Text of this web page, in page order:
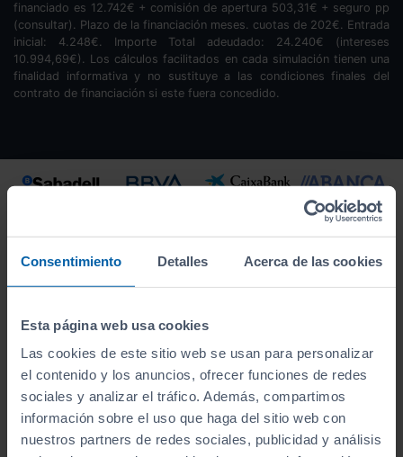
Consentimiento Detalles Acerca de las cookies
Esta página web usa cookies
Las cookies de este sitio web se usan para personalizar
el contenido y los anuncios, ofrecer funciones de redes
sociales y analizar el tráfico. Además, compartimos
información sobre el uso que haga del sitio web con
nuestros partners de redes sociales, publicidad y análisis
financiado es 12.742€ + comisión de apertura 503,31€ + seguro pp
(consultar). Plazo de la financiación meses. cuotas de 202€. Entrada
inicial: 4.248€. Importe Total adeudado: 24.240€ (intereses
10.994,69€). Los cálculos facilitados en cada simulación tienen una
finalidad informativa y no sustituye a las condiciones finales del
contrato de financiación si este fuera concedido.
Este vehículo se encuentra en: